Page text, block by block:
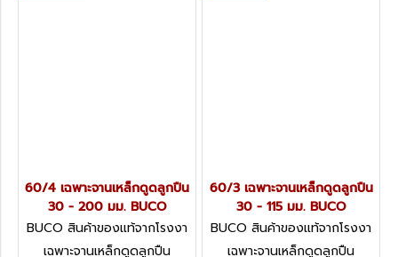
60/4 เฉพาะจานเหล็กดูดลูกปืน
30 - 200 มม. BUCO
BUCO สินค้าของแท้จากโรงงา
นผู้ผลิต 60/4
เฉพาะจานเหล็กดูดลูกปืน
60/3 เฉพาะจานเหล็กดูดลูกปืน
30 - 115 มม. BUCO
BUCO สินค้าของแท้จากโรงงา
นผู้ผลิต 60/3
เฉพาะจานเหล็กดูดลูกปืน